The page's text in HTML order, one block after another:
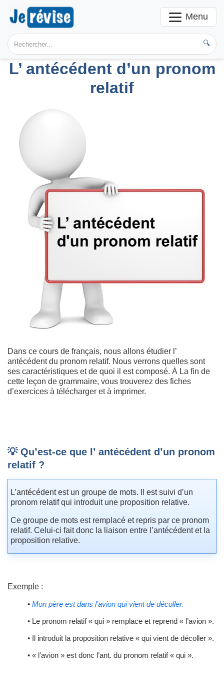
Menu
🔍
L’ antécédent d’un pronom
relatif
Dans ce cours de français, nous allons étudier l’
antécédent du pronom relatif. Nous verrons quelles sont
ses caractéristiques et de quoi il est composé. À La fin de
cette leçon de grammaire, vous trouverez des fiches
d’exercices à télécharger et à imprimer.
💡 Qu’est-ce que l’ antécédent d’un pronom
relatif ?
L’antécédent est un groupe de mots. Il est suivi d’un
pronom relatif qui introduit une proposition relative.
Ce groupe de mots est remplacé et repris par ce pronom
relatif. Celui-ci fait donc la liaison entre l’antécédent et la
proposition relative.
Exemple :
• Mon père est dans l’avion qui vient de décoller.
• Le pronom relatif « qui » remplace et reprend « l’avion ».
• Il introduit la proposition relative « qui vient de décoller ».
• « l’avion » est donc l’ant. du pronom relatif « qui ».